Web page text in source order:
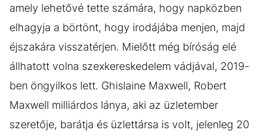
amely lehetővé tette számára, hogy napközben
elhagyja a börtönt, hogy irodájába menjen, majd
éjszakára visszatérjen. Mielőtt még bíróság elé
állhatott volna szexkereskedelem vádjával, 2019-
ben öngyilkos lett. Ghislaine Maxwell, Robert
Maxwell milliárdos lánya, aki az üzletember
szeretője, barátja és üzlettársa is volt, jelenleg 20